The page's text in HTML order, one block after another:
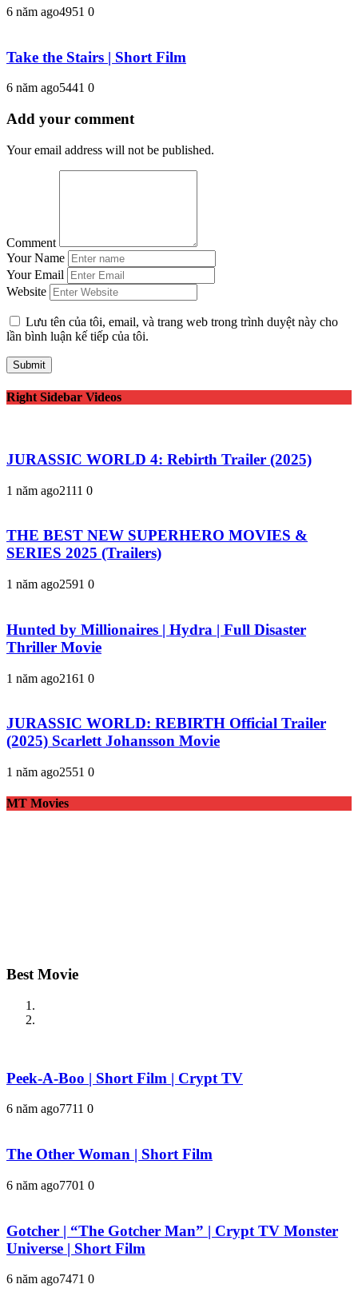
6 năm ago4951 0
Take the Stairs | Short Film
6 năm ago5441 0
Add your comment
Your email address will not be published.
Comment
Your Name
Your Email
Website
Lưu tên của tôi, email, và trang web trong trình duyệt này cho
lần bình luận kế tiếp của tôi.
Right Sidebar Videos
JURASSIC WORLD 4: Rebirth Trailer (2025)
1 năm ago2111 0
THE BEST NEW SUPERHERO MOVIES &
SERIES 2025 (Trailers)
1 năm ago2591 0
Hunted by Millionaires | Hydra | Full Disaster
Thriller Movie
1 năm ago2161 0
JURASSIC WORLD: REBIRTH Official Trailer
(2025) Scarlett Johansson Movie
1 năm ago2551 0
MT Movies
Best Movie
Peek-A-Boo | Short Film | Crypt TV
6 năm ago7711 0
The Other Woman | Short Film
6 năm ago7701 0
Gotcher | “The Gotcher Man” | Crypt TV Monster
Universe | Short Film
6 năm ago7471 0